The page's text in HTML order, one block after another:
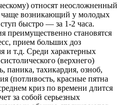
относят неосложненный
чаще возникающий у молодых
быстро — за 1-2 часа.
преимущественно становятся
прием больших доз
и т.д. Среди характерных
(верхнего)
паника, тахикардия, озноб,
(потливость, красные пятна
криз по времени длится
за собой серьезных